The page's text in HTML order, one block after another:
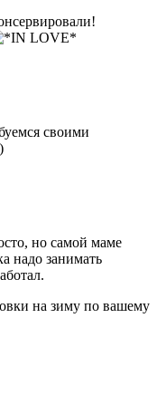
своими
но самой маме
надо занимать
на зиму по вашему